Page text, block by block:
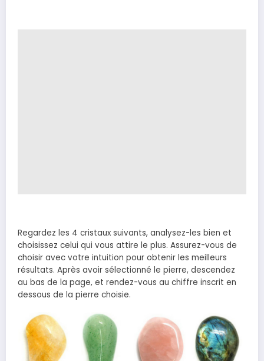
Regardez les 4 cristaux suivants, analysez-les bien et
choisissez celui qui vous attire le plus. Assurez-vous de
choisir avec votre intuition pour obtenir les meilleurs
résultats. Après avoir sélectionné le pierre, descendez
au bas de la page, et rendez-vous au chiffre inscrit en
dessous de la pierre choisie.